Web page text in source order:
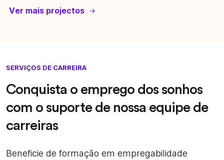
Ver mais projectos
SERVIÇOS DE CARREIRA
Conquista o emprego dos sonhos
com o suporte de nossa equipe de
carreiras
Beneficie de formação em empregabilidade